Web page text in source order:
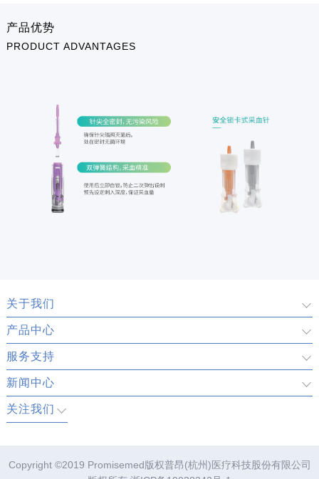
产品优势
PRODUCT ADVANTAGES
关于我们
产品中心
服务支持
新闻中心
关注我们
Copyright ©2019 Promisemed版权普昂(杭州)医疗科技股份有限公司